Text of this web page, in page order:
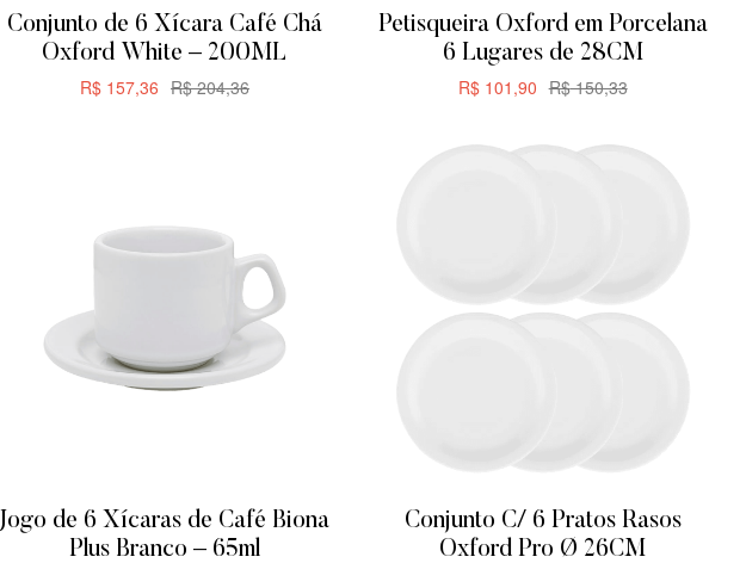
Conjunto de 6 Xícara Café Chá
Oxford White – 200ML
R$204,36
R$157,36
Petisqueira Oxford em Porcelana
6 Lugares de 28CM
R$150,33
R$101,90
Jogo de 6 Xícaras de Café Biona
Plus Branco – 65ml
Conjunto C/ 6 Pratos Rasos
Oxford Pro Ø 26CM